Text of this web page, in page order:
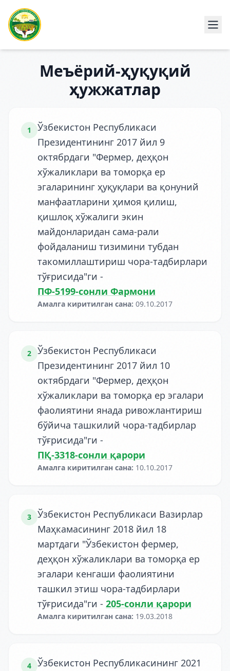
Меъёрий-ҳуқуқий
ҳужжатлар
1
Ўзбекистон Республикаси
Президентининг 2017 йил 9
октябрдаги "Фермер, деҳқон
хўжаликлари ва томорқа ер
эгаларининг ҳуқуқлари ва қонуний
манфаатларини ҳимоя қилиш,
қишлоқ хўжалиги экин
майдонларидан сама-рали
фойдаланиш тизимини тубдан
такомиллаштириш чора-тадбирлари
тўғрисида"ги -
ПФ-5199-сонли Фармони
Амалга киритилган сана: 09.10.2017
2
Ўзбекистон Республикаси
Президентининг 2017 йил 10
октябрдаги "Фермер, деҳқон
хўжаликлари ва томорқа ер эгалари
фаолиятини янада ривожлантириш
бўйича ташкилий чора-тадбирлар
тўғрисида"ги -
ПҚ-3318-сонли қарори
Амалга киритилган сана: 10.10.2017
3
Ўзбекистон Республикаси Вазирлар
Маҳкамасининг 2018 йил 18
мартдаги "Ўзбекистон фермер,
деҳқон хўжаликлари ва томорқа ер
эгалари кенгаши фаолиятини
ташкил этиш чора-тадбирлари
тўғрисида"ги - 205-сонли қарори
Амалга киритилган сана: 19.03.2018
4
Ўзбекистон Республикасининг 2021